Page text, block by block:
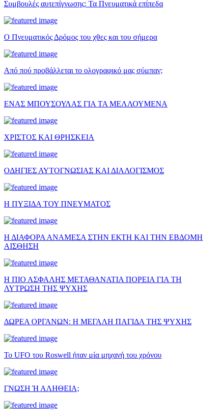
Συμβουλές αυτεπίγνωσης: Τα Πνευματικά επίπεδα
Ο Πνευματικός Δρόμος του χθες και του σήμερα
Από πού προβάλλεται το ολογραφικό μας σύμπαν;
ΕΝΑΣ ΜΠΟΥΣΟΥΛΑΣ ΓΙΑ ΤΑ ΜΕΛΛΟΥΜΕΝΑ
ΧΡΙΣΤΟΣ ΚΑΙ ΘΡΗΣΚΕΙΑ
ΟΔΗΓΙΕΣ ΑΥΤΟΓΝΩΣΙΑΣ ΚΑΙ ΔΙΑΛΟΓΙΣΜΟΣ
Η ΠΥΞΙΔΑ ΤΟΥ ΠΝΕΥΜΑΤΟΣ
Η ΔΙΑΦΟΡΑ ΑΝΑΜΕΣΑ ΣΤΗΝ ΕΚΤΗ ΚΑΙ ΤΗΝ ΕΒΔΟΜΗ
ΑΙΣΘΗΣΗ
Η ΠΙΟ ΑΣΦΑΛΗΣ ΜΕΤΑΘΑΝΑΤΙΑ ΠΟΡΕΙΑ ΓΙΑ ΤΗ
ΛΥΤΡΩΣΗ ΤΗΣ ΨΥΧΗΣ
ΔΩΡΕΑ ΟΡΓΑΝΩΝ: Η ΜΕΓΑΛΗ ΠΑΓΙΔΑ ΤΗΣ ΨΥΧΗΣ
Το UFO του Roswell ήταν μία μηχανή του χρόνου
ΓΝΩΣΗ Ή ΑΛΗΘΕΙΑ;